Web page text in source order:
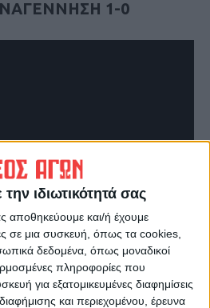
ιδιωτικότητά σας
αποθηκεύουμε και/ή έχουμε
σε μια συσκευή, όπως τα cookies,
δεδομένα, όπως μοναδικοί
πληροφορίες που
για εξατομικευμένες διαφημίσεις
και περιεχομένου, έρευνα
1-0
ΒΟΛΟΥ 4-